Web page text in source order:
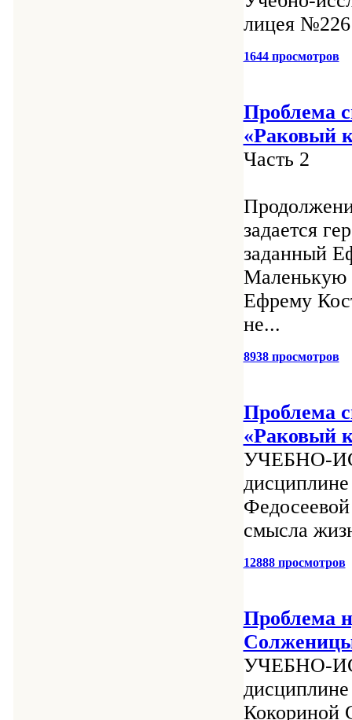
лицея
1644 просмотров
Проблема
«Раковый
Часть 2
задается
заданный
Маленькую
Ефрему
не...
8938 просмотров
Проблема
«Раковый
УЧЕБНО-
смысла
12888 просмотров
Проблема
УЧЕБНО-
Кокориной